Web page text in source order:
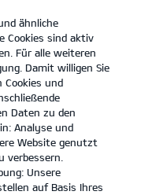
KONTAKT
ähnliche
Cookies sind aktiv
Für alle weiteren
Damit willigen Sie
Cookies und
Daten zu den
Analyse und
Website genutzt
verbessern.
Unsere
auf Basis Ihres